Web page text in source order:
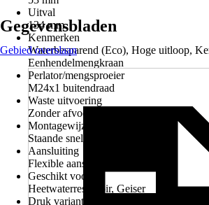
Uitval
134 mm
Kenmerken
Waterbesparend (Eco), Hoge uitloop,
Eenhendelmengkraan
Perlator/mengsproeier
M24x1 buitendraad
Waste uitvoering
Zonder afvoerplug
Montagewijze
Staande snelle montage
Aansluiting
Flexible aansluitslangen 3/8"
Geschikt voor
Heetwaterreservoir, Geiser
Druk variant
Gegevensbladen
Gebied overslaan